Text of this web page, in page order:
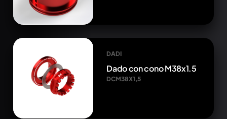
DADI
Dado con cono M38x1.5
DCM38X1,5